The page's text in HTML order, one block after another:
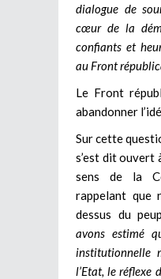
dialogue de
cœur de la
confiants et
au Front
Le Front
abandonner
Sur cette
s’est dit ouvert
sens de la
rappelant que
dessus du
avons estimé
institutionnelle
l’Etat, le réflexe